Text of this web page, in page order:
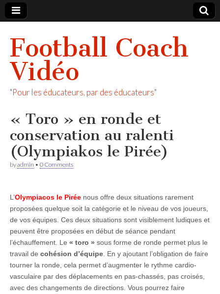
Football Coach
Vidéo
"Pour les éducateurs, par des éducateurs"
« Toro » en ronde et
conservation au ralenti
(Olympiakos le Pirée)
byadmin • 0 Comments
L’Olympiacos le Pirée nous offre deux situations rarement
proposées quelque soit la catégorie et le niveau de vos joueurs,
de vos équipes. Ces deux situations sont visiblement ludiques et
peuvent être proposées en début de séance pendant
l’échauffement. Le « toro » sous forme de ronde permet plus le
travail de cohésion d’équipe . En y ajoutant l’obligation de faire
tourner la ronde, cela permet d’augmenter le rythme cardio-
vasculaire par des déplacements en pas-chassés, pas croisés,
avec des changements de directions. Vous pourrez faire